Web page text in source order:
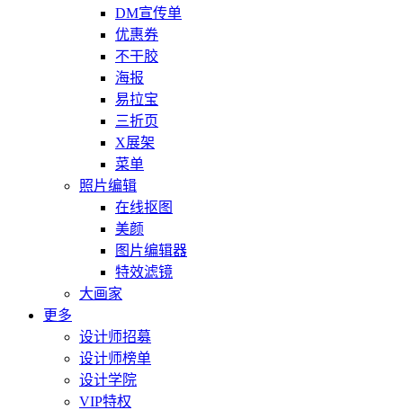
DM宣传单
优惠券
不干胶
海报
易拉宝
三折页
X展架
菜单
照片编辑
在线抠图
美颜
图片编辑器
特效滤镜
大画家
更多
设计师招募
设计师榜单
设计学院
VIP特权